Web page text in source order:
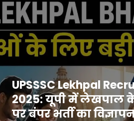
UPSSSC Lekhpal
2025: यूपी में लेखपाल
पर बंपर भर्ती का